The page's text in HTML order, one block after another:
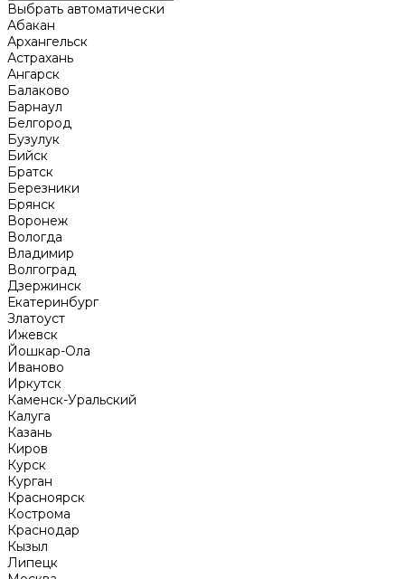
Выбрать автоматически
Абакан
Архангельск
Астрахань
Ангарск
Балаково
Барнаул
Белгород
Бузулук
Бийск
Братск
Березники
Брянск
Воронеж
Вологда
Владимир
Волгоград
Дзержинск
Екатеринбург
Златоуст
Ижевск
Йошкар-Ола
Иваново
Иркутск
Каменск-Уральский
Калуга
Казань
Киров
Курск
Курган
Красноярск
Кострома
Краснодар
Кызыл
Липецк